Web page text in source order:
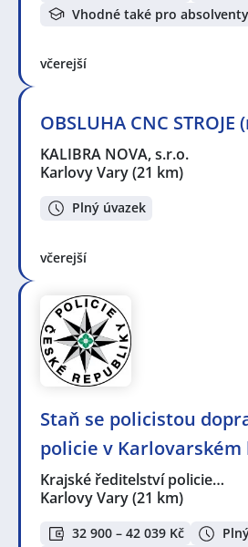
Vhodné také pro absolventy
včerejší
OBSLUHA CNC STROJE
KALIBRA NOVA, s.r.o.
Karlovy Vary(21 km)
Plný úvazek
včerejší
Staň se policistou
policie v Karlovarském
Krajské ředitelství policie…
Karlovy Vary(21 km)
32 900 – 42 039 Kč